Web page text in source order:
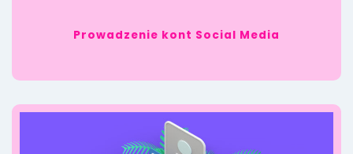
Prowadzenie kont Social Media